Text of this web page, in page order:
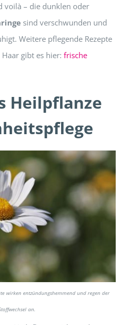
voilà – die dunklen oder
sind verschwunden und
Weitere pflegende Rezepte
gibt es hier: frische
Heilpflanze
wirken entzündungshemmend und regen der
an.